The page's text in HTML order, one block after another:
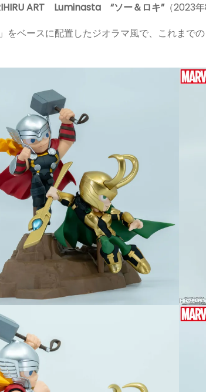
ART Luminasta “ソー＆ロキ”（2023年
をベースに配置したジオラマ風で、これまで